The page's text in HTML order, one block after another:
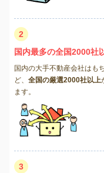
2
国内最多の全国2000社
国内の大手不動産会社はも
ど、 全国の厳選2000社以上
ます。
3